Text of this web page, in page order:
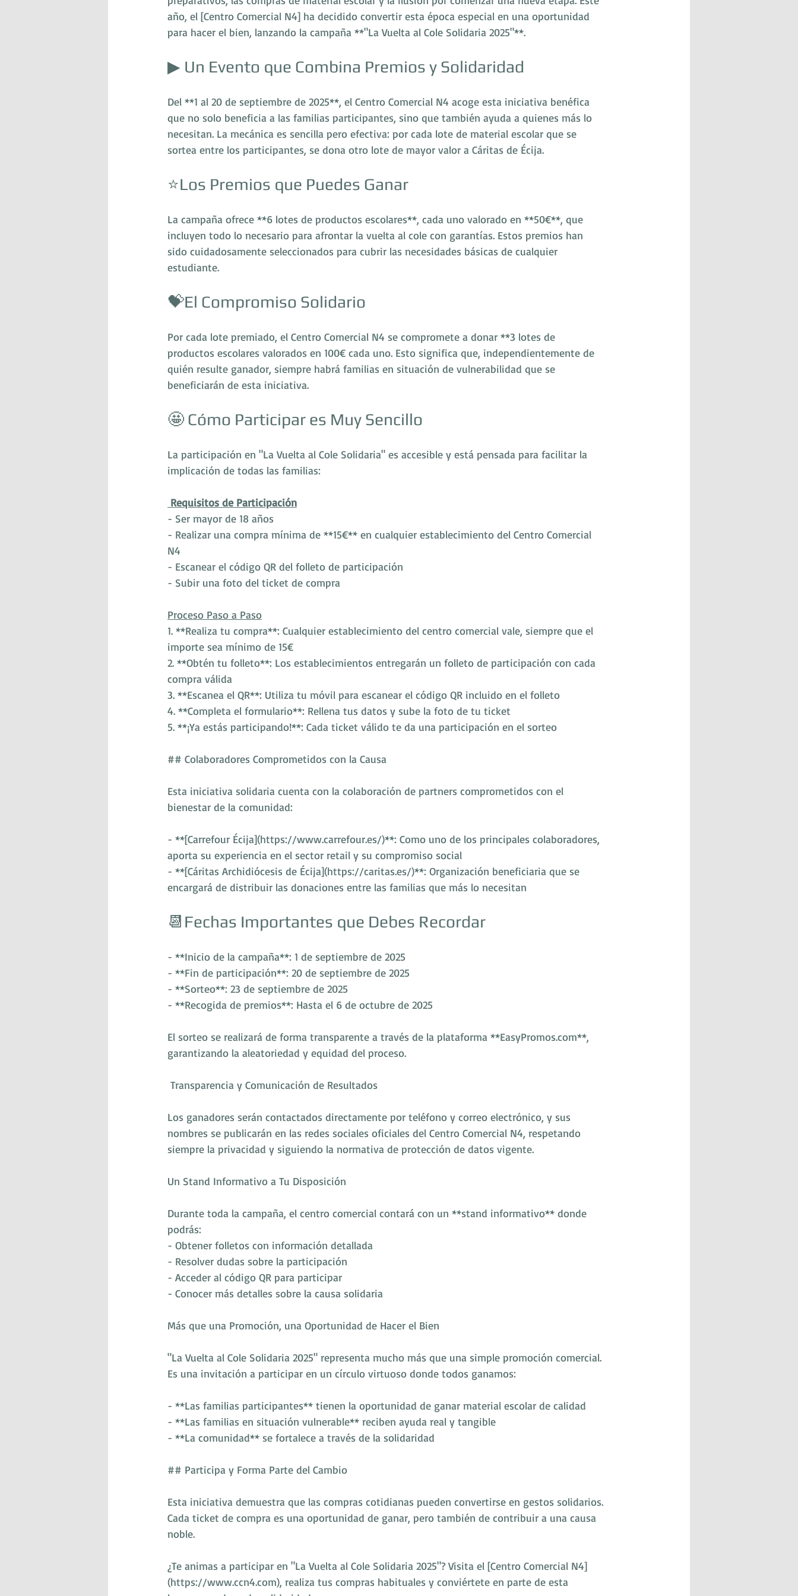
año, el [Centro Comercial N4] ha decidido convertir esta época especial en una oportunidad
para hacer el bien, lanzando la campaña **"La Vuelta al Cole Solidaria 2025"**.
▶︎ Un Evento que Combina Premios y Solidaridad
Del **1 al 20 de septiembre de 2025**, el Centro Comercial N4 acoge esta iniciativa benéfica
que no solo beneficia a las familias participantes, sino que también ayuda a quienes más lo
necesitan. La mecánica es sencilla pero efectiva: por cada lote de material escolar que se
sortea entre los participantes, se dona otro lote de mayor valor a Cáritas de Écija.
⭐️Los Premios que Puedes Ganar
La campaña ofrece **6 lotes de productos escolares**, cada uno valorado en **50€**, que
incluyen todo lo necesario para afrontar la vuelta al cole con garantías. Estos premios han
sido cuidadosamente seleccionados para cubrir las necesidades básicas de cualquier
estudiante.
💝El Compromiso Solidario
Por cada lote premiado, el Centro Comercial N4 se compromete a donar **3 lotes de
productos escolares valorados en 100€ cada uno. Esto significa que, independientemente de
quién resulte ganador, siempre habrá familias en situación de vulnerabilidad que se
beneficiarán de esta iniciativa.
🤩 Cómo Participar es Muy Sencillo
La participación en "La Vuelta al Cole Solidaria" es accesible y está pensada para facilitar la
implicación de todas las familias:
Requisitos de Participación
- Ser mayor de 18 años
- Realizar una compra mínima de **15€** en cualquier establecimiento del Centro Comercial
N4
- Escanear el código QR del folleto de participación
- Subir una foto del ticket de compra
Proceso Paso a Paso
1. **Realiza tu compra**: Cualquier establecimiento del centro comercial vale, siempre que el
importe sea mínimo de 15€
2. **Obtén tu folleto**: Los establecimientos entregarán un folleto de participación con cada
compra válida
3. **Escanea el QR**: Utiliza tu móvil para escanear el código QR incluido en el folleto
4. **Completa el formulario**: Rellena tus datos y sube la foto de tu ticket
5. **¡Ya estás participando!**: Cada ticket válido te da una participación en el sorteo
## Colaboradores Comprometidos con la Causa
Esta iniciativa solidaria cuenta con la colaboración de partners comprometidos con el
bienestar de la comunidad:
- **[Carrefour Écija](https://www.carrefour.es/)**: Como uno de los principales colaboradores,
aporta su experiencia en el sector retail y su compromiso social
- **[Cáritas Archidiócesis de Écija](https://caritas.es/)**: Organización beneficiaria que se
encargará de distribuir las donaciones entre las familias que más lo necesitan
📆Fechas Importantes que Debes Recordar
- **Inicio de la campaña**: 1 de septiembre de 2025
- **Fin de participación**: 20 de septiembre de 2025
- **Sorteo**: 23 de septiembre de 2025
- **Recogida de premios**: Hasta el 6 de octubre de 2025
El sorteo se realizará de forma transparente a través de la plataforma **EasyPromos.com**,
garantizando la aleatoriedad y equidad del proceso.
Transparencia y Comunicación de Resultados
Los ganadores serán contactados directamente por teléfono y correo electrónico, y sus
nombres se publicarán en las redes sociales oficiales del Centro Comercial N4, respetando
siempre la privacidad y siguiendo la normativa de protección de datos vigente.
Un Stand Informativo a Tu Disposición
Durante toda la campaña, el centro comercial contará con un **stand informativo** donde
podrás:
- Obtener folletos con información detallada
- Resolver dudas sobre la participación
- Acceder al código QR para participar
- Conocer más detalles sobre la causa solidaria
Más que una Promoción, una Oportunidad de Hacer el Bien
"La Vuelta al Cole Solidaria 2025" representa mucho más que una simple promoción comercial.
Es una invitación a participar en un círculo virtuoso donde todos ganamos:
- **Las familias participantes** tienen la oportunidad de ganar material escolar de calidad
- **Las familias en situación vulnerable** reciben ayuda real y tangible
- **La comunidad** se fortalece a través de la solidaridad
## Participa y Forma Parte del Cambio
Esta iniciativa demuestra que las compras cotidianas pueden convertirse en gestos solidarios.
Cada ticket de compra es una oportunidad de ganar, pero también de contribuir a una causa
noble.
¿Te animas a participar en "La Vuelta al Cole Solidaria 2025"? Visita el [Centro Comercial N4]
(https://www.ccn4.com), realiza tus compras habituales y conviértete en parte de esta